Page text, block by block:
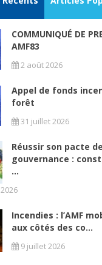
COMMUNIQUÉ DE
AMF83
2 août 2026
Appel de fonds
forêt
31 juillet 2026
Réussir son pacte de
gouvernance :
...
Incendies : l’AMF
aux côtés des co...
9 juillet 2026